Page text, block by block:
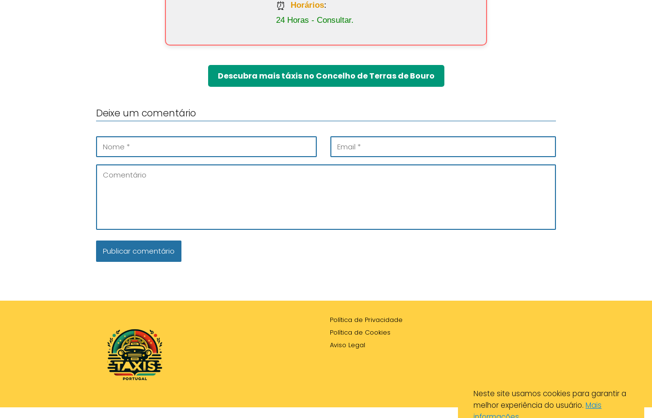
Horários:
24 Horas - Consultar.
Descubra mais táxis no Concelho de Terras de Bouro
Deixe um comentário
Política de Privacidade
Política de Cookies
Aviso Legal
Neste site usamos cookies para garantir a
melhor experiência do usuário. Mais